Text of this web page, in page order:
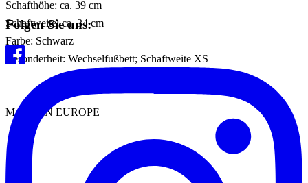
Schafthöhe: ca. 39 cm
Schaftweite: ca. 34 cm
Farbe: Schwarz
Besonderheit: Wechselfußbett; Schaftweite XS
MADE IN EUROPE
Folgen Sie uns: